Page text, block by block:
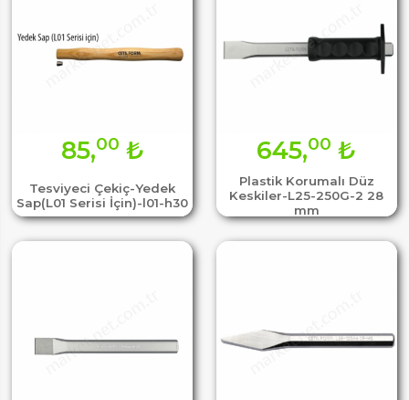
Tesviyeci Çekiç-Yedek
Sap(L01 Serisi İçin)-l01-h30
85,00 ₺
Plastik Korumalı Düz
Keskiler-L25-250G-2 28
mm
645,00 ₺